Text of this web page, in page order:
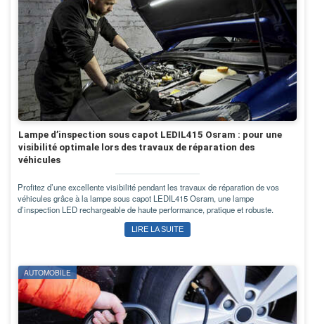
Lampe d’inspection sous capot LEDIL415 Osram : pour une
visibilité optimale lors des travaux de réparation des
véhicules
Profitez d’une excellente visibilité pendant les travaux de réparation de vos
véhicules grâce à la lampe sous capot LEDIL415 Osram, une lampe
d’inspection LED rechargeable de haute performance, pratique et robuste.
LIRE LA SUITE
AUTOMOBILE